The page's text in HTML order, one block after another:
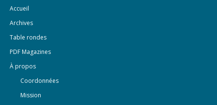
Accueil
Archives
Table rondes
PDF Magazines
À propos
Coordonnées
Mission